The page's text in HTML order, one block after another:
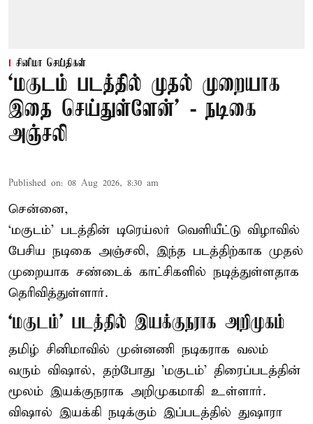
சினிமா செய்திகள்
‘மகுடம் படத்தில் முதல் முறையாக
இதை செய்துள்ளேன்’ - நடிகை
அஞ்சலி
Published on: 08 Aug 2026, 8:30 am
சென்னை,
‘மகுடம்’ படத்தின் டிரெய்லர் வெளியீட்டு விழாவில்
பேசிய நடிகை அஞ்சலி, இந்த படத்திற்காக முதல்
முறையாக சண்டைக் காட்சிகளில் நடித்துள்ளதாக
தெரிவித்துள்ளார்.
‘மகுடம்’ படத்தில் இயக்குநராக அறிமுகம்
தமிழ் சினிமாவில் முன்னணி நடிகராக வலம்
வரும் விஷால், தற்போது 'மகுடம்' திரைப்படத்தின்
மூலம் இயக்குநராக அறிமுகமாகி உள்ளார்.
விஷால் இயக்கி நடிக்கும் இப்படத்தில் துஷாரா